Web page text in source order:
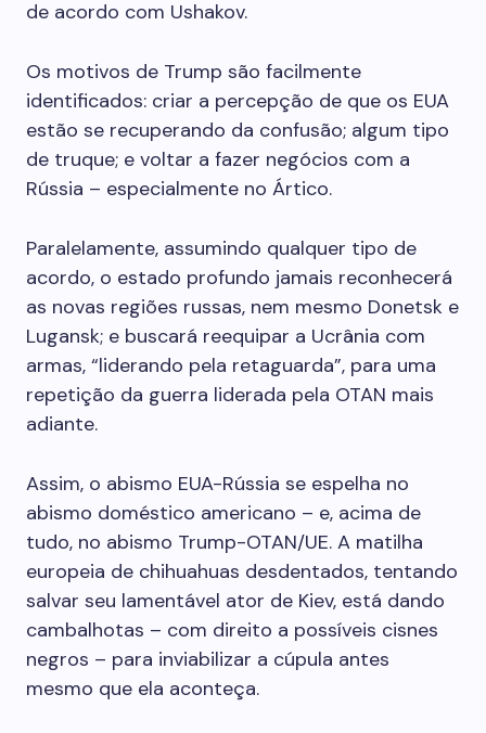
de acordo com Ushakov.
Os motivos de Trump são facilmente
identificados: criar a percepção de que os EUA
estão se recuperando da confusão; algum tipo
de truque; e voltar a fazer negócios com a
Rússia – especialmente no Ártico.
Paralelamente, assumindo qualquer tipo de
acordo, o estado profundo jamais reconhecerá
as novas regiões russas, nem mesmo Donetsk e
Lugansk; e buscará reequipar a Ucrânia com
armas, “liderando pela retaguarda”, para uma
repetição da guerra liderada pela OTAN mais
adiante.
Assim, o abismo EUA-Rússia se espelha no
abismo doméstico americano – e, acima de
tudo, no abismo Trump-OTAN/UE. A matilha
europeia de chihuahuas desdentados, tentando
salvar seu lamentável ator de Kiev, está dando
cambalhotas – com direito a possíveis cisnes
negros – para inviabilizar a cúpula antes
mesmo que ela aconteça.